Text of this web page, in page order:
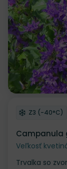
Odober do
Z3 (-40°C)
Campanula
Veľkosť
Trvalka so